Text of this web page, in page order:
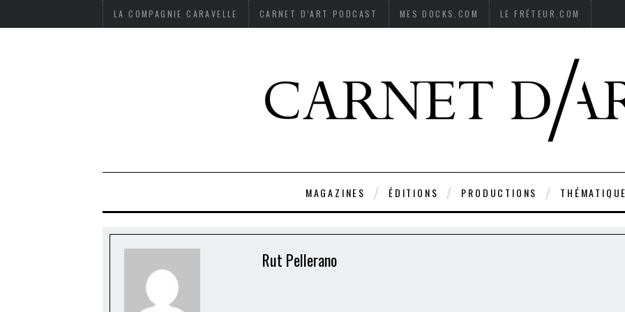
LA COMPAGNIE CARAVELLE CARNET D’ART PODCAST MES DOCKS.COM LE FRÉTEUR.COM
MAGAZINES ÉDITIONS PRODUCTIONS
Rut Pellerano